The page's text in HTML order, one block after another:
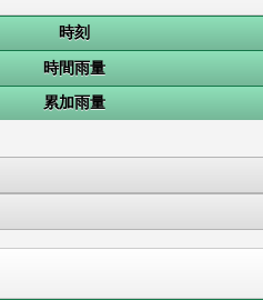
時刻
時間雨量
累加雨量